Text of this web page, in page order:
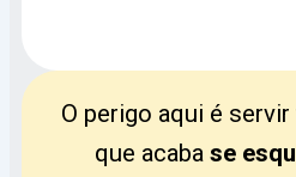
O perigo aqui é
que acaba se